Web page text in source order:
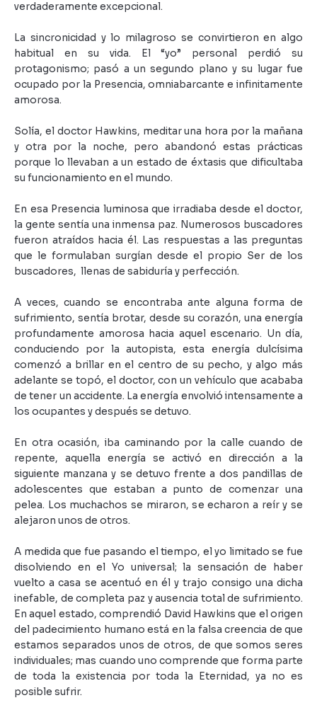
verdaderamente excepcional.
La sincronicidad y lo milagroso se convirtieron en algo
habitual en su vida. El “yo” personal perdió su
protagonismo; pasó a un segundo plano y su lugar fue
ocupado por la Presencia, omniabarcante e infinitamente
amorosa.
Solía, el doctor Hawkins, meditar una hora por la mañana
y otra por la noche, pero abandonó estas prácticas
porque lo llevaban a un estado de éxtasis que dificultaba
su funcionamiento en el mundo.
En esa Presencia luminosa que irradiaba desde el doctor,
la gente sentía una inmensa paz. Numerosos buscadores
fueron atraídos hacia él. Las respuestas a las preguntas
que le formulaban surgían desde el propio Ser de los
buscadores, llenas de sabiduría y perfección.
A veces, cuando se encontraba ante alguna forma de
sufrimiento, sentía brotar, desde su corazón, una energía
profundamente amorosa hacia aquel escenario. Un día,
conduciendo por la autopista, esta energía dulcísima
comenzó a brillar en el centro de su pecho, y algo más
adelante se topó, el doctor, con un vehículo que acababa
de tener un accidente. La energía envolvió intensamente a
los ocupantes y después se detuvo.
En otra ocasión, iba caminando por la calle cuando de
repente, aquella energía se activó en dirección a la
siguiente manzana y se detuvo frente a dos pandillas de
adolescentes que estaban a punto de comenzar una
pelea. Los muchachos se miraron, se echaron a reír y se
alejaron unos de otros.
A medida que fue pasando el tiempo, el yo limitado se fue
disolviendo en el Yo universal; la sensación de haber
vuelto a casa se acentuó en él y trajo consigo una dicha
inefable, de completa paz y ausencia total de sufrimiento.
En aquel estado, comprendió David Hawkins que el origen
del padecimiento humano está en la falsa creencia de que
estamos separados unos de otros, de que somos seres
individuales; mas cuando uno comprende que forma parte
de toda la existencia por toda la Eternidad, ya no es
posible sufrir.